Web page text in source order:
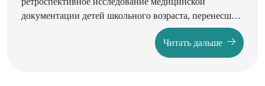
документации детей школьного возраста, перенесших
заболевание Covid-19, подтвержденное
положительным результатом лабораторного
исследования на наличие РНК или антигена SARS-
Читать дальше